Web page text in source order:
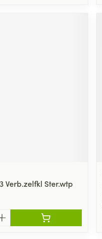
Verb.zelfkl Ster.wtp